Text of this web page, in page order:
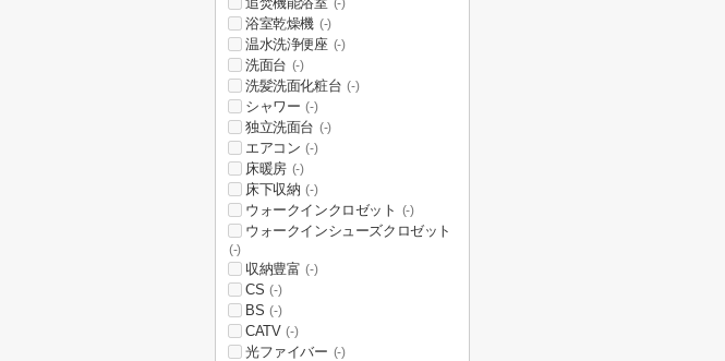
(-)
浴室乾燥機 (-)
温水洗浄便座 (-)
洗面台 (-)
洗髪洗面化粧台 (-)
シャワー (-)
独立洗面台 (-)
エアコン (-)
床暖房 (-)
床下収納 (-)
ウォークインクロゼット (-)
ウォークインシューズクロゼット
(-)
収納豊富 (-)
CS (-)
BS (-)
CATV (-)
光ファイバー (-)